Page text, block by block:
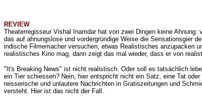
REVIEW
Theaterregisseur Vishal Inamdarhat von zwei Dingen keine Ahnung:
das auf ahnungslose und vordergründige Weise die Sensationsgier
indische Filmemacher versuchen, etwas Realistisches anzupacken
realistisches Kino mag, dann zeigt das mal wieder, dass er von
"It's Breaking News" ist nicht realistisch. Oder soll es tatsächlich
ein Tier schiessen? Nein, hier entspricht nicht ein Satz, eine Tat
reisserische und unlautere Nachrichten in Gratiszeitungen und
versteht. Hier ist das nicht der Fall.